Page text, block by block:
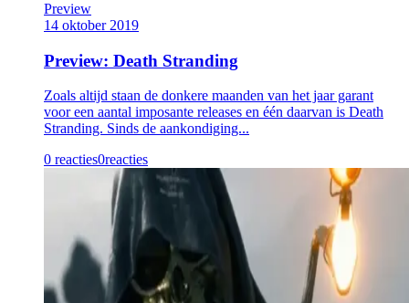
Preview
14 oktober 2019
Preview: Death Stranding
Zoals altijd staan de donkere maanden van het jaar garant
voor een aantal imposante releases en één daarvan is Death
Stranding. Sinds de aankondiging...
0 reacties0reacties